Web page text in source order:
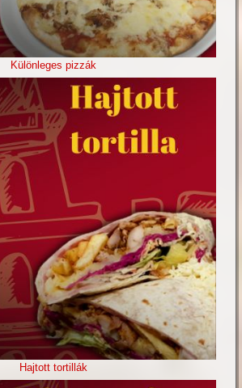
Különleges pizzák
Hajtott tortillák